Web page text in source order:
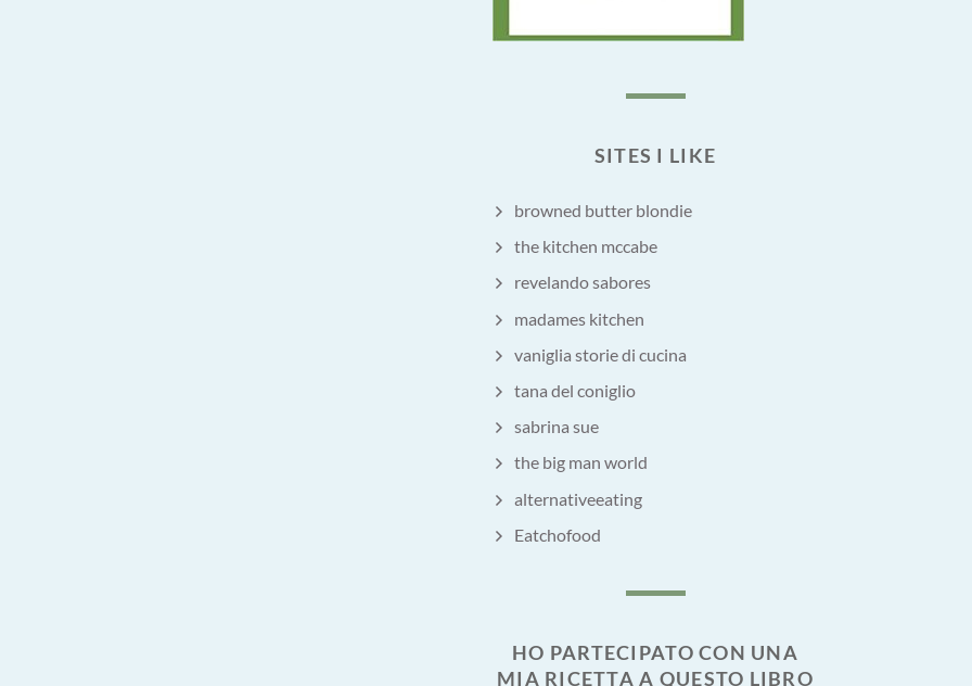
SITES I LIKE
browned butter blondie
the kitchen mccabe
revelando sabores
madames kitchen
vaniglia storie di cucina
tana del coniglio
sabrina sue
the big man world
alternativeeating
Eatchofood
HO PARTECIPATO CON UNA
MIA RICETTA A QUESTO LIBRO